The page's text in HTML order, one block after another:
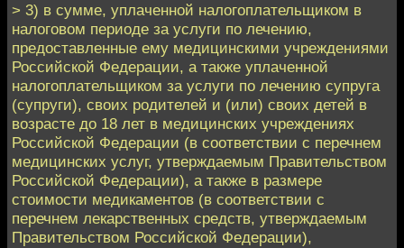
> 3) в сумме, уплаченной налогоплательщиком в
налоговом периоде за услуги по лечению,
предоставленные ему медицинскими учреждениями
Российской Федерации, а также уплаченной
налогоплательщиком за услуги по лечению супруга
(супруги), своих родителей и (или) своих детей в
возрасте до 18 лет в медицинских учреждениях
Российской Федерации (в соответствии с перечнем
медицинских услуг, утверждаемым Правительством
Российской Федерации), а также в размере
стоимости медикаментов (в соответствии с
перечнем лекарственных средств, утверждаемым
Правительством Российской Федерации),